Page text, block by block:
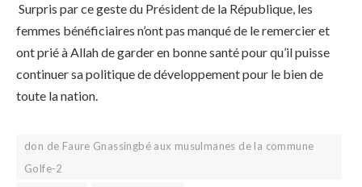
Surpris par ce geste du Président de la République, les
femmes bénéficiaires n’ont pas manqué de le remercier et
ont prié à Allah de garder en bonne santé pour qu’il puisse
continuer sa politique de développement pour le bien de
toute la nation.
don de Faure Gnassingbé aux musulmanes de la commune
Golfe-2